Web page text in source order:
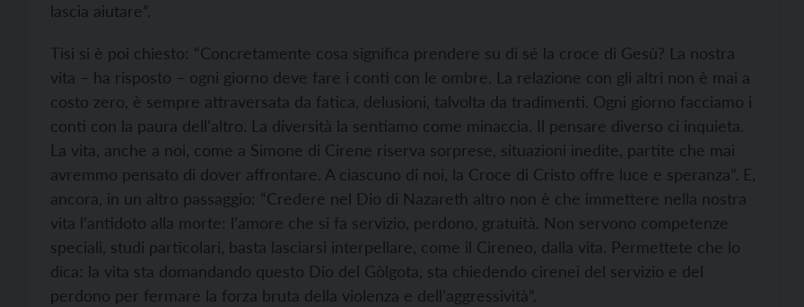
lascia aiutare”.
Tisi si è poi chiesto: “Concretamente cosa significa prendere su di sé la croce di Gesù? La nostra
vita – ha risposto – ogni giorno deve fare i conti con le ombre. La relazione con gli altri non è mai a
costo zero, è sempre attraversata da fatica, delusioni, talvolta da tradimenti. Ogni giorno facciamo i
conti con la paura dell’altro. La diversità la sentiamo come minaccia. Il pensare diverso ci inquieta.
La vita, anche a noi, come a Simone di Cirene riserva sorprese, situazioni inedite, partite che mai
avremmo pensato di dover affrontare. A ciascuno di noi, la Croce di Cristo offre luce e speranza”. E,
ancora, in un altro passaggio: “Credere nel Dio di Nazareth altro non è che immettere nella nostra
vita l’antidoto alla morte: l’amore che si fa servizio, perdono, gratuità. Non servono competenze
speciali, studi particolari, basta lasciarsi interpellare, come il Cireneo, dalla vita. Permettete che lo
dica: la vita sta domandando questo Dio del Gòlgota, sta chiedendo cirenei del servizio e del
perdono per fermare la forza bruta della violenza e dell’aggressività”.